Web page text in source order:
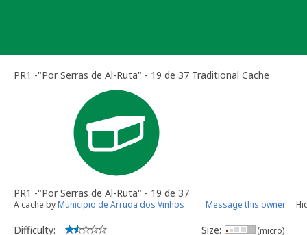
PR1 -"Por Serras de Al-Ruta" - 19 de 37 Traditional Cache
PR1 -"Por Serras de Al-Ruta" - 19 de 37
A cache byMunicípio de Arruda dos Vinhos Message this owner
Difficulty:
Size: (micro)